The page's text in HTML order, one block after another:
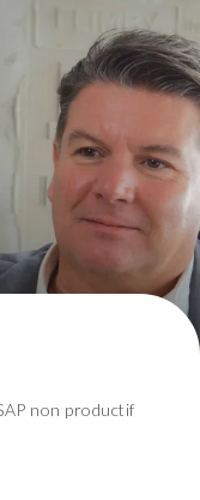
non productif